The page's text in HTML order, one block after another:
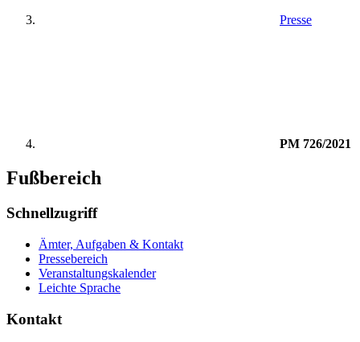
Presse
PM 726/2021
Fußbereich
Schnellzugriff
Ämter, Aufgaben & Kontakt
Pressebereich
Veranstaltungskalender
Leichte Sprache
Kontakt